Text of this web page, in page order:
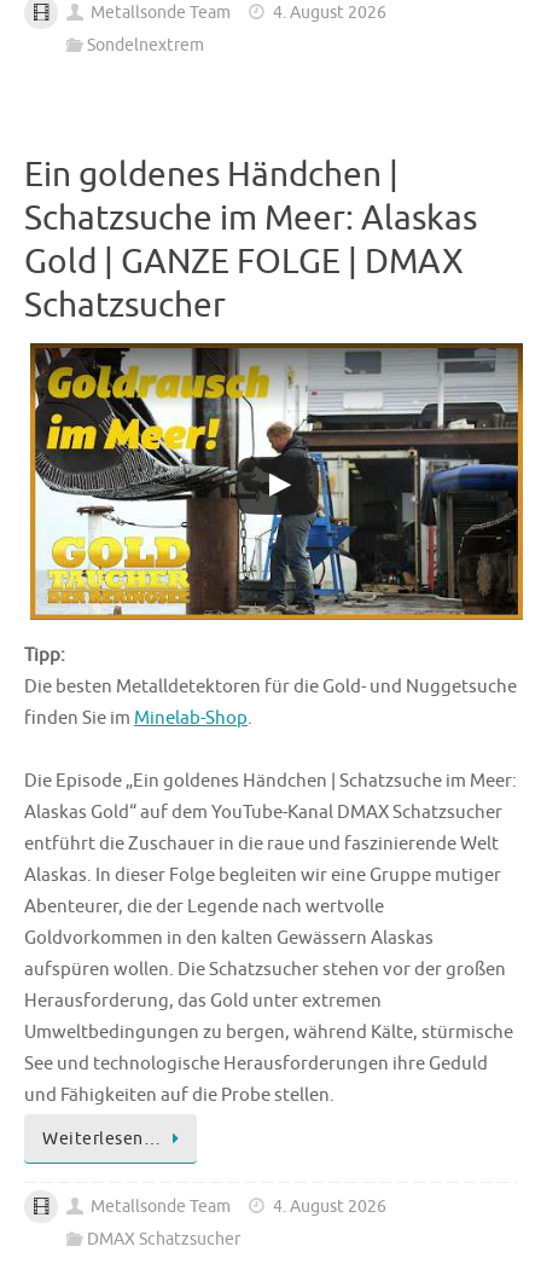
Metallsonde Team
4. August 2026
Sondelnextrem
Ein goldenes Händchen |
Schatzsuche im Meer: Alaskas
Gold | GANZE FOLGE | DMAX
Schatzsucher
Tipp:
Die besten Metalldetektoren für die Gold- und Nuggetsuche
finden Sie im Minelab-Shop.
Die Episode „Ein goldenes Händchen | Schatzsuche im Meer:
Alaskas Gold“ auf dem YouTube-Kanal DMAX Schatzsucher
entführt die Zuschauer in die raue und faszinierende Welt
Alaskas. In dieser Folge begleiten wir eine Gruppe mutiger
Abenteurer, die der Legende nach wertvolle
Goldvorkommen in den kalten Gewässern Alaskas
aufspüren wollen. Die Schatzsucher stehen vor der großen
Herausforderung, das Gold unter extremen
Umweltbedingungen zu bergen, während Kälte, stürmische
See und technologische Herausforderungen ihre Geduld
und Fähigkeiten auf die Probe stellen.
Weiterlesen…
Metallsonde Team
4. August 2026
DMAX Schatzsucher